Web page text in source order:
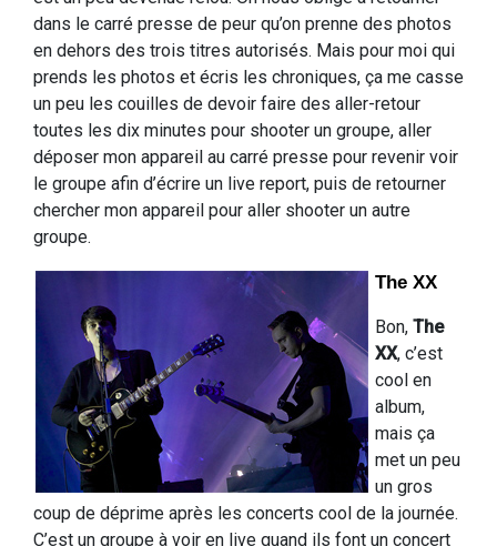
dans le carré presse de peur qu’on prenne des photos
en dehors des trois titres autorisés. Mais pour moi qui
prends les photos et écris les chroniques, ça me casse
un peu les couilles de devoir faire des aller-retour
toutes les dix minutes pour shooter un groupe, aller
déposer mon appareil au carré presse pour revenir voir
le groupe afin d’écrire un live report, puis de retourner
chercher mon appareil pour aller shooter un autre
groupe.
The XX
Bon, The
XX, c’est
cool en
album,
mais ça
met un peu
un gros
coup de déprime après les concerts cool de la journée.
C’est un groupe à voir en live quand ils font un concert